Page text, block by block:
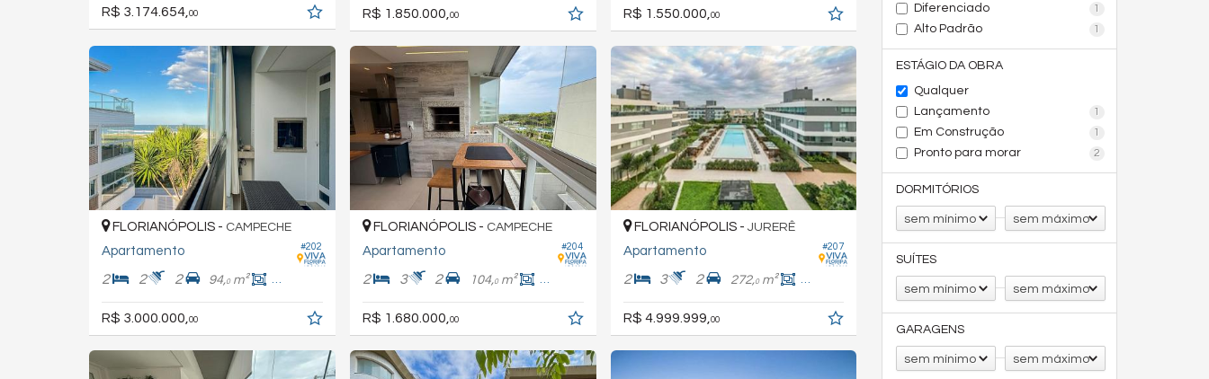
Diferenciado 1
Alto Padrão 1
ESTÁGIO DA OBRA
Qualquer
Lançamento
1
Em Construção 1
Pronto para morar 2
DORMITÓRIOS
sem mínimo sem máximo
SUÍTES
sem mínimo sem máximo
GARAGENS
sem mínimo sem máximo
R$ 3.174.654,00 R$ 1.850.000,00 R$ 1.550.000,00
#202
FLORIANÓPOLIS - CAMPECHE
Apartamento
2 2 2 94,0m² 70,
R$ 3.000.000, 00
#204
FLORIANÓPOLIS - CAMPECHE
Apartamento
2 3 2 104,0m² 80,
R$ 1.680.000, 00
#207
FLORIANÓPOLIS - JURERÊ
Apartamento
2 3 2 272,0m² 147,
R$ 4.999.999, 00